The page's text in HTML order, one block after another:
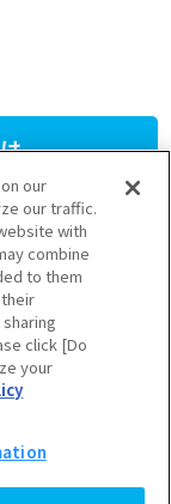
、
を
ますのでお気軽
し込み
our
our traffic.
with
combine
to them
click [Do
your